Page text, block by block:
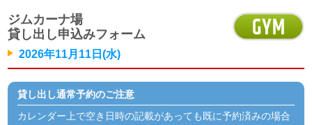
ジムカーナ場
貸し出し申込みフォーム
2026年11月11日(水)
貸し出し通常予約のご注意
カレンダー上で空き日時の記載があっても既に予約済みの場合